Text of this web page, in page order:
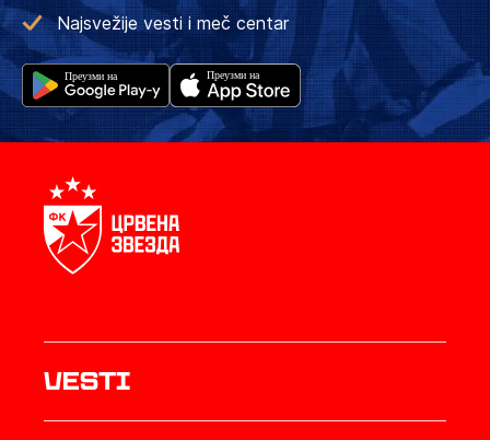
Najsvežije vesti i meč centar
Vesti